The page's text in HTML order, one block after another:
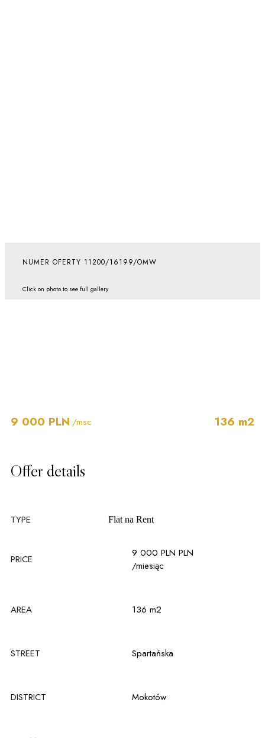
NUMER OFERTY 11200/16199/OMW
Click on photo to see full gallery
9 000 PLN /msc 136 m2
Offer details
TYPE Flat na Rent
PRICE
9 000 PLN PLN
/miesiąc
AREA 136 m2
STREET Spartańska
DISTRICT Mokotów